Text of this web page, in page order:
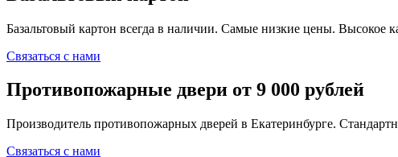
Базальтовый картон всегда в наличии. Самые низкие цены. Высокое
Связаться с нами
Противопожарные двери от 9 000 рублей
Производитель противопожарных дверей в Екатеринбурге.
Связаться с нами